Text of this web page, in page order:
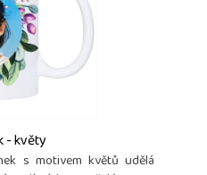
- květy
s motivem květů udělá